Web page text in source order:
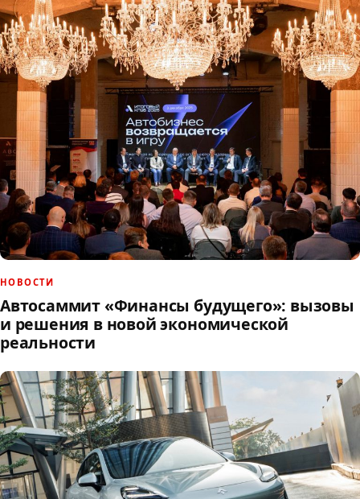
НОВОСТИ
Автосаммит «Финансы будущего»: вызовы
и решения в новой экономической
реальности